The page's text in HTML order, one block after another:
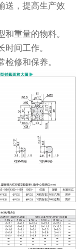
送，提高生产效
和重量的物料。
时间工作。
检修和保养。